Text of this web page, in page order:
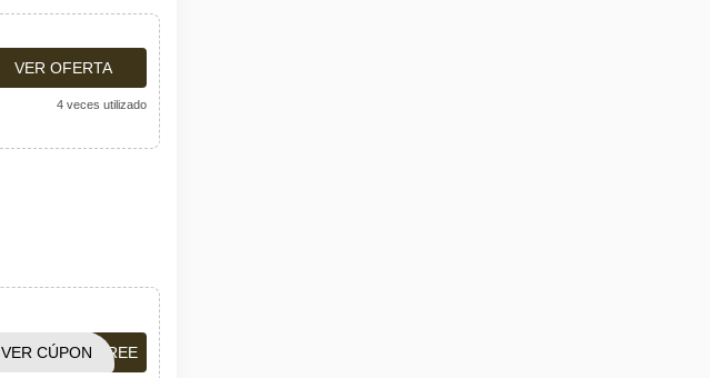
VER OFERTA
4 veces utilizado
REDFREE
VER CÚPON